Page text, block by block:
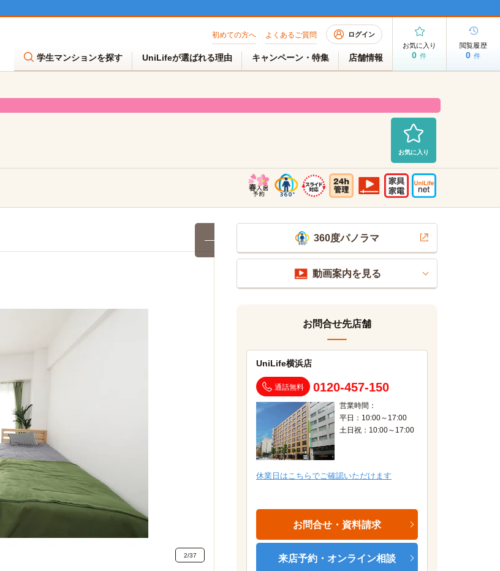
初めての方へ よくあるご質問 ログイン
学生マンションを探す UniLifeが選ばれる理由 キャンペーン・特集 店舗情報
お気に入り
0 件
閲覧履歴
0 件
お気に入り
2026/07/29 AM 06:39現在
2/37
360度パノラマ
動画案内を見る
お問合せ先店舗
UniLife横浜店
通話無料 0120-457-150
営業時間：
平日：10:00～17:00
土日祝：10:00～17:00
休業日はこちらでご確認いただけます
お問合せ・資料請求
来店予約・オンライン相談